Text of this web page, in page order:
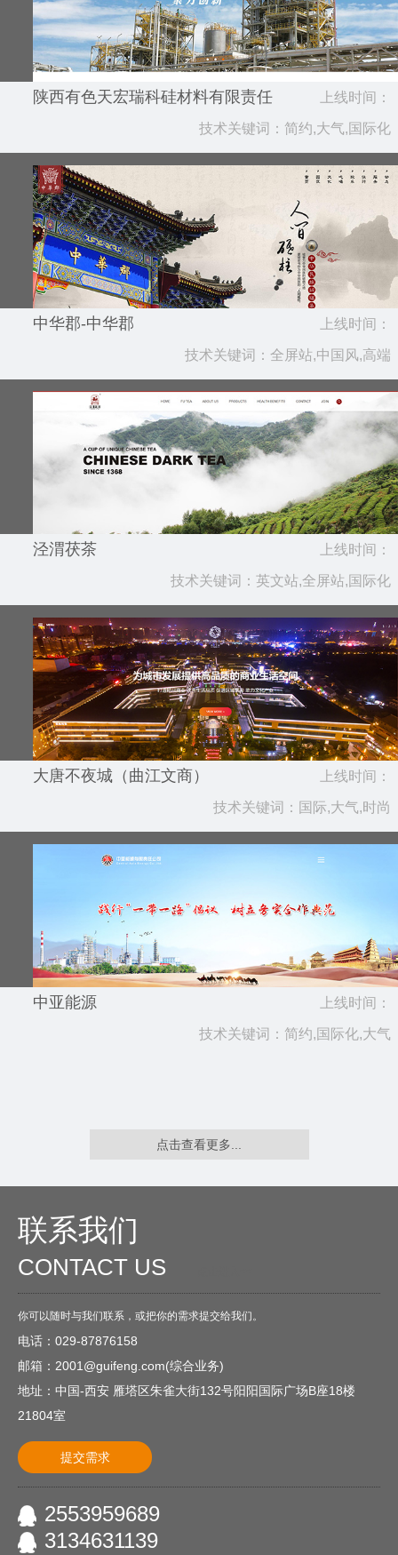
陕西有色天宏瑞科硅材料有限责任
上线时间：
2018.12
技术关键词：简约,大气,国际化
中华郡-中华郡 上线时间：
2018.10
技术关键词：全屏站,中国风,高端
泾渭茯茶 上线时间：
2018.09
技术关键词：英文站,全屏站,国际化
大唐不夜城（曲江文商） 上线时间：
2018.07
技术关键词：国际,大气,时尚
中亚能源 上线时间：
2018.07
技术关键词：简约,国际化,大气
点击查看更多...
联系我们
CONTACT US
你可以随时与我们联系，或把你的需求提交给我们。
电话：029-87876158
邮箱：2001@guifeng.com(综合业务)
地址：中国-西安 雁塔区朱雀大街132号阳阳国际广场B座18楼
21804室
提交需求
2553959689
3134631139